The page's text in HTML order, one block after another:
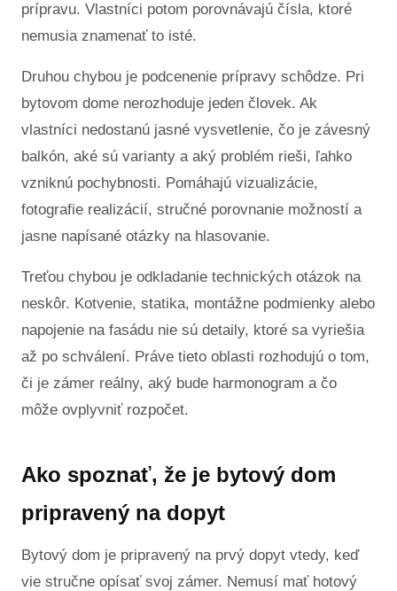
prípravu. Vlastníci potom porovnávajú čísla, ktoré
nemusia znamenať to isté.
Druhou chybou je podcenenie prípravy schôdze. Pri
bytovom dome nerozhoduje jeden človek. Ak
vlastníci nedostanú jasné vysvetlenie, čo je závesný
balkón, aké sú varianty a aký problém rieši, ľahko
vzniknú pochybnosti. Pomáhajú vizualizácie,
fotografie realizácií, stručné porovnanie možností a
jasne napísané otázky na hlasovanie.
Treťou chybou je odkladanie technických otázok na
neskôr. Kotvenie, statika, montážne podmienky alebo
napojenie na fasádu nie sú detaily, ktoré sa vyriešia
až po schválení. Práve tieto oblasti rozhodujú o tom,
či je zámer reálny, aký bude harmonogram a čo
môže ovplyvniť rozpočet.
Ako spoznať, že je bytový dom
pripravený na dopyt
Bytový dom je pripravený na prvý dopyt vtedy, keď
vie stručne opísať svoj zámer. Nemusí mať hotový